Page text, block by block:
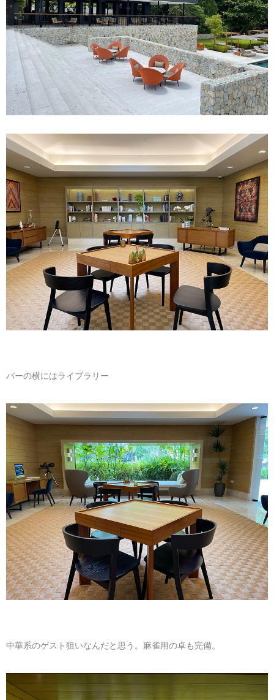
バーの横にはライブラリー
中華系のゲスト狙いなんだと思う。麻雀用の卓も完備。